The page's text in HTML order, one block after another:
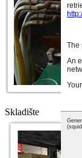
Skladište